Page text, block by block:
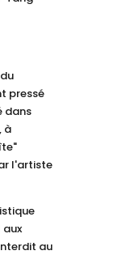
pressé
dans
à
l'artiste
au